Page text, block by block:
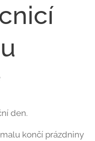
❤️
den.
končí prázdniny